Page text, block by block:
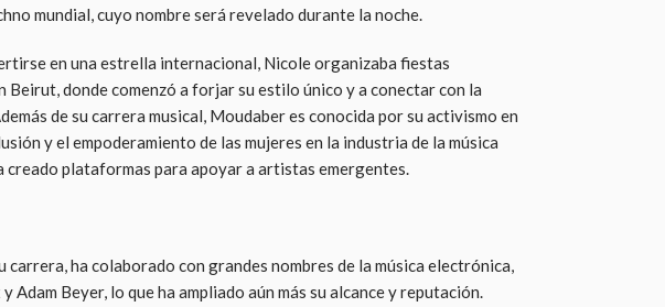
mundial, cuyo nombre será revelado durante la noche.
en una estrella internacional, Nicole organizaba fiestas
Beirut, donde comenzó a forjar su estilo único y a conectar con la
de su carrera musical, Moudaber es conocida por su activismo en
y el empoderamiento de las mujeres en la industria de la música
creado plataformas para apoyar a artistas emergentes.
carrera, ha colaborado con grandes nombres de la música electrónica,
Adam Beyer, lo que ha ampliado aún más su alcance y reputación.